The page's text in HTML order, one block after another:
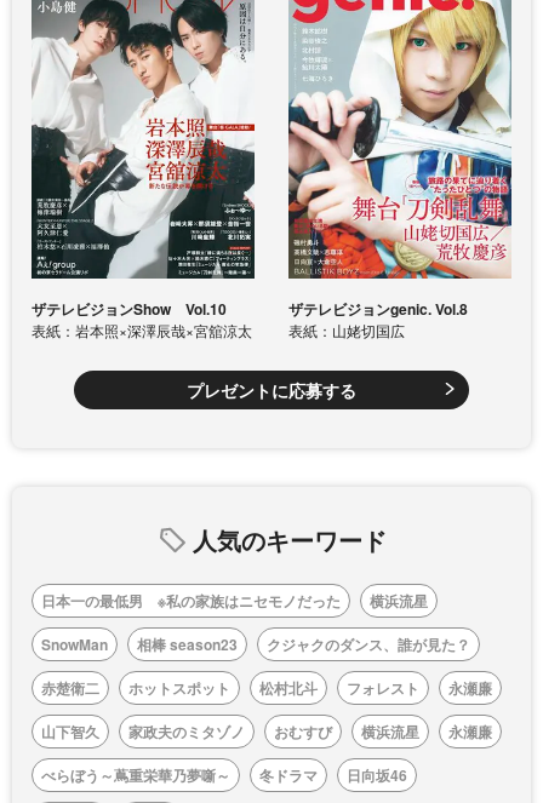
ザテレビジョンShow Vol.10
表紙：岩本照×深澤辰哉×宮舘涼太
ザテレビジョンgenic. Vol.8
表紙：山姥切国広
プレゼントに応募する
人気のキーワード
日本一の最低男 ※私の家族はニセモノだった
横浜流星
SnowMan
相棒 season23
クジャクのダンス、誰が見た？
赤楚衛二
ホットスポット 松村北斗 フォレスト
永瀬廉
山下智久
家政夫のミタゾノ おむすび 横浜流星
永瀬廉
べらぼう～蔦重栄華乃夢噺～
冬ドラマ
日向坂46